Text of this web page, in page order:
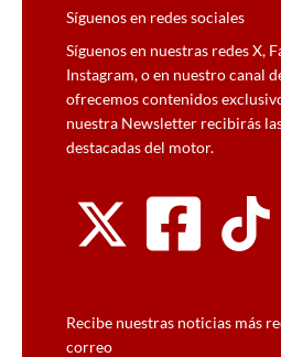
Síguenos en redes sociales
Síguenos en nuestras redes X,
Instagram, o en nuestro canal
ofrecemos contenidos
nuestra Newsletter recibirás
destacadas del motor.
Recibe nuestras noticias más
correo